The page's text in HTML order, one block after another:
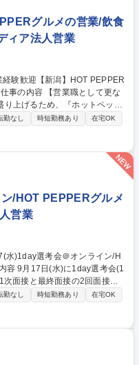
グルメの営業/飲食
ィア法人営業
り上げるため、『ホットペッパ
ンボード』を活用し、効率的
は】顧客の
描いた提案を進めていきま
シフト』をはじめとしたリク
Air ビジネスツールズ』など、S
食業界のスタンダードを作っ
業経験歓
業界発展のサポーター
勤なし 時短勤務あり
在宅OK
/HOT PEPPERグルメ
営業
次面接と最終面接の2回面接予
る可能性もございます。） 飲
用提案を中心とした、集客や
市場を広げる「新規顧客開
：顧客接点
勤なし 時短勤務あり
在宅OK